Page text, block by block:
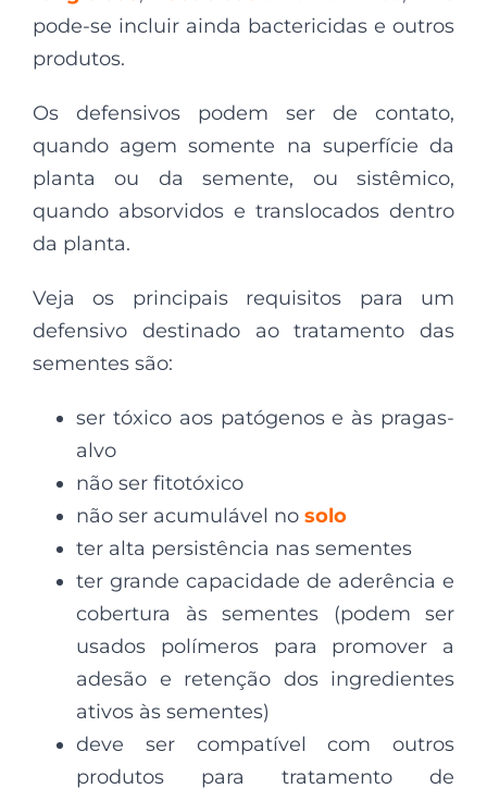
pode-se incluir ainda bactericidas e outros
produtos.
Os defensivos podem ser de contato,
quando agem somente na superfície da
planta ou da semente, ou sistêmico,
quando absorvidos e translocados dentro
da planta.
Veja os principais requisitos para um
defensivo destinado ao tratamento das
sementes são:
ser tóxico aos patógenos e às pragas-
alvo
não ser fitotóxico
não ser acumulável no solo
ter alta persistência nas sementes
ter grande capacidade de aderência e
cobertura às sementes (podem ser
usados polímeros para promover a
adesão e retenção dos ingredientes
ativos às sementes)
deve ser compatível com outros
produtos para tratamento de